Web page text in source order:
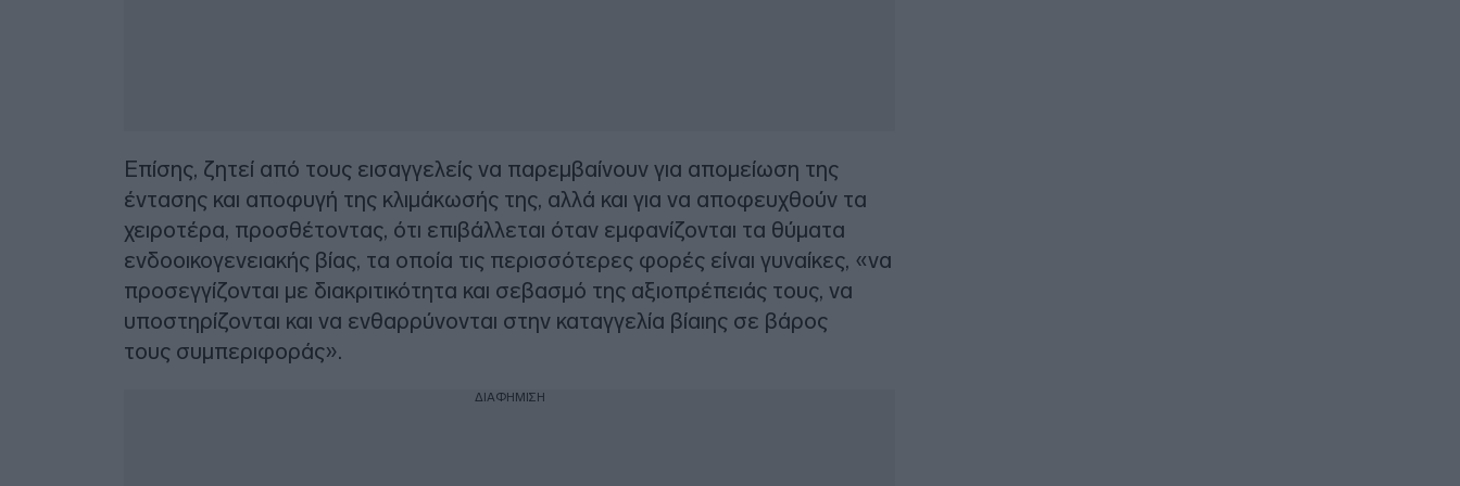
Επίσης, ζητεί από τους εισαγγελείς να παρεμβαίνουν για απομείωση της
έντασης και αποφυγή της κλιμάκωσής της, αλλά και για να αποφευχθούν τα
χειροτέρα, προσθέτοντας, ότι επιβάλλεται όταν εμφανίζονται τα θύματα
ενδοοικογενειακής βίας, τα οποία τις περισσότερες φορές είναι γυναίκες, «να
προσεγγίζονται με διακριτικότητα και σεβασμό της αξιοπρέπειάς τους, να
υποστηρίζονται και να ενθαρρύνονται στην καταγγελία βίαιης σε βάρος
τους συμπεριφοράς».
ΔΙΑΦΗΜΙΣΗ